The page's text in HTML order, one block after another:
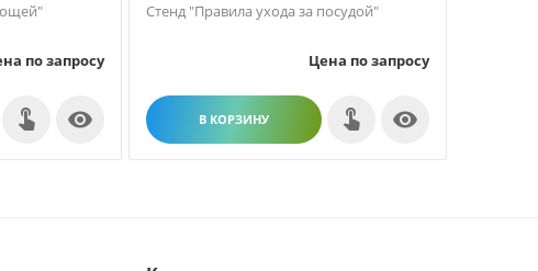
по запросу

Стенд "Правила ухода за посудой"
Цена по запросу
В КОРЗИНУ 